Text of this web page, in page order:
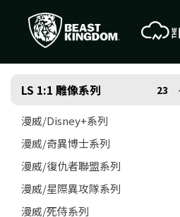
LS 1:1 雕像系列 23
漫威/Disney+系列
漫威/奇異博士系列
漫威/復仇者聯盟系列
漫威/星際異攻隊系列
漫威/死侍系列